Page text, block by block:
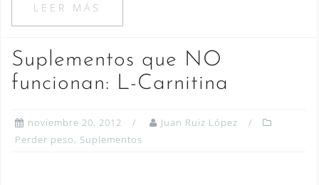
LEER MÁS
Suplementos que NO
funcionan: L-Carnitina
noviembre 20, 2012
Juan Ruiz López
Perder peso, Suplementos